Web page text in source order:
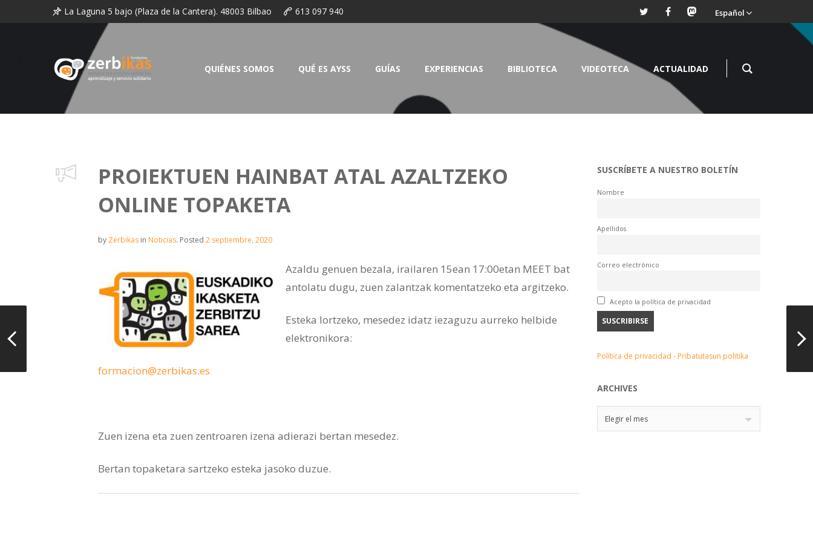
La Laguna 5 bajo (Plaza de la Cantera). 48003 Bilbao 613 097 940 Español
QUIÉNES SOMOS QUÉ ES AYSS GUÍAS EXPERIENCIAS BIBLIOTECA VIDEOTECA ACTUALIDAD
PROIEKTUEN HAINBAT ATAL AZALTZEKO
ONLINE TOPAKETA
by Zerbikas in Noticias. Posted 2 septiembre, 2020
Azaldu genuen bezala, irailaren 15ean 17:00etan MEET bat
antolatu dugu, zuen zalantzak komentatzeko eta argitzeko.
Esteka lortzeko, mesedez idatz iezaguzu aurreko helbide
elektronikora:
formacion@zerbikas.es
Zuen izena eta zuen zentroaren izena adierazi bertan mesedez.
Bertan topaketara sartzeko esteka jasoko duzue.
SUSCRÍBETE A NUESTRO BOLETÍN
Nombre
Apellidos
Correo electrónico
Acepto la política de privacidad
Política de privacidad - Pribatutasun politika
ARCHIVES
Elegir el mes